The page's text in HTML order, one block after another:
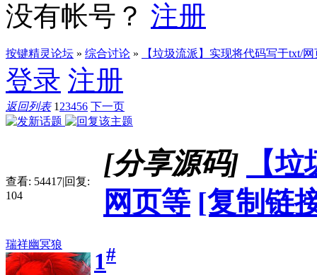
没有帐号？ 注册
按键精灵论坛 » 综合讨论 » 【垃圾流派】实现将代码写于txt/
登录 注册
返回列表 1 23456 下一页
查看: 54417|回复:
104
[分享源码]
【
网页等 [复制链
瑞祥幽冥狼
1#